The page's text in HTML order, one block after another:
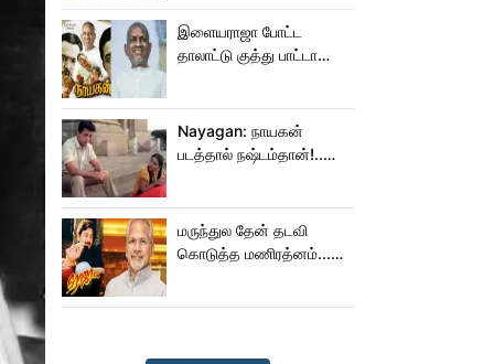
இளையராஜா போட்ட
தாலாட்டு குத்து பாட்டா
Nayagan: நாயகன்
படத்தால் நஷ்டம்தான்!..
மகள் பேட்டி..
மருந்துல தேன் தடவி
கொடுத்த மணிரத்னம்...